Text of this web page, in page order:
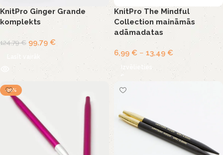
KnitPro Ginger Grande
komplekts
124,79€ 99,79 €
Lasīt vairāk
KnitPro The Mindful
Collection maināmās
adāmadatas
6,99 € – 13,49 €
Izvēlieties
-20%